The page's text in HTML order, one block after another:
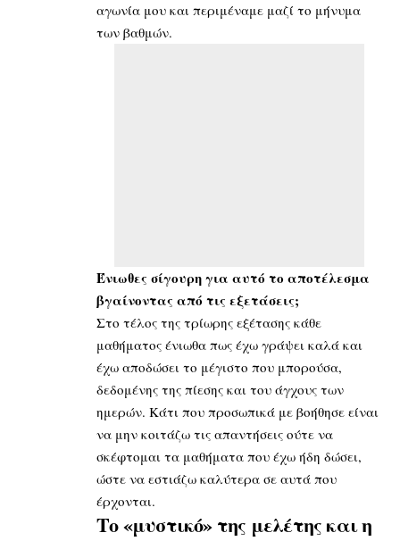
αγωνία μου και περιμέναμε μαζί το μήνυμα
των βαθμών.
Ένιωθες σίγουρη για αυτό το αποτέλεσμα
βγαίνοντας από τις εξετάσεις;
Στο τέλος της τρίωρης εξέτασης κάθε
μαθήματος ένιωθα πως έχω γράψει καλά και
έχω αποδώσει το μέγιστο που μπορούσα,
δεδομένης της πίεσης και του άγχους των
ημερών. Κάτι που προσωπικά με βοήθησε είναι
να μην κοιτάζω τις απαντήσεις ούτε να
σκέφτομαι τα μαθήματα που έχω ήδη δώσει,
ώστε να εστιάζω καλύτερα σε αυτά που
έρχονται.
Το «μυστικό» της μελέτης και η